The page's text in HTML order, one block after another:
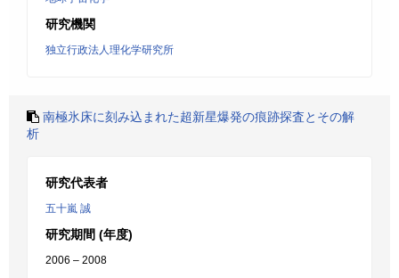
研究機関
独立行政法人理化学研究所
南極氷床に刻み込まれた超新星爆発の痕跡探査とその解
析
研究代表者
五十嵐 誠
研究期間 (年度)
2006 – 2008